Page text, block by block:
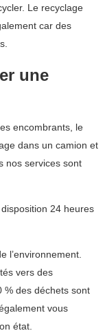
Le recyclage
car des
une
encombrants, le
dans un camion et
nos services sont
24 heures
l’environnement.
vers des
% des déchets sont
vous
état.